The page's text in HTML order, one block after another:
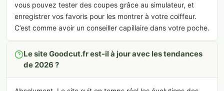
vous pouvez tester des coupes grâce au simulateur, et
enregistrer vos favoris pour les montrer à votre coiffeur.
C’est comme avoir un conseiller capillaire dans votre poche.
Le site Goodcut.fr est-il à jour avec les tendances
de 2026 ?